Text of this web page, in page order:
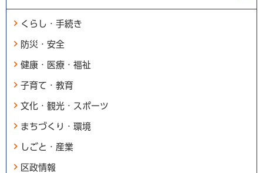
くらし・手続き
防災・安全
健康・医療・福祉
子育て・教育
文化・観光・スポーツ
まちづくり・環境
しごと・産業
区政情報